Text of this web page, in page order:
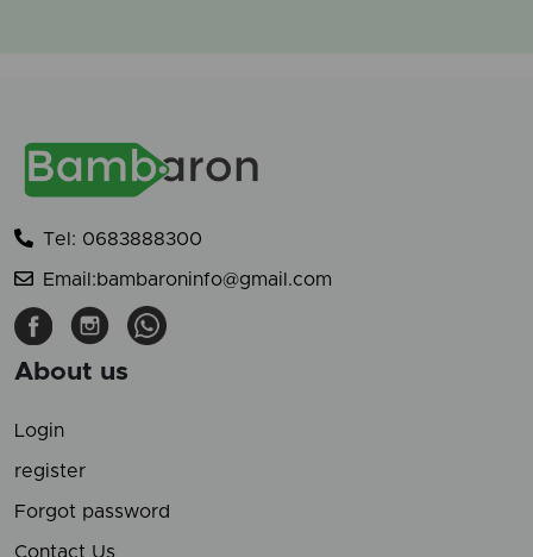
Tel: 0683888300
Email:bambaroninfo@gmail.com
About us
Login
register
Forgot password
Contact Us